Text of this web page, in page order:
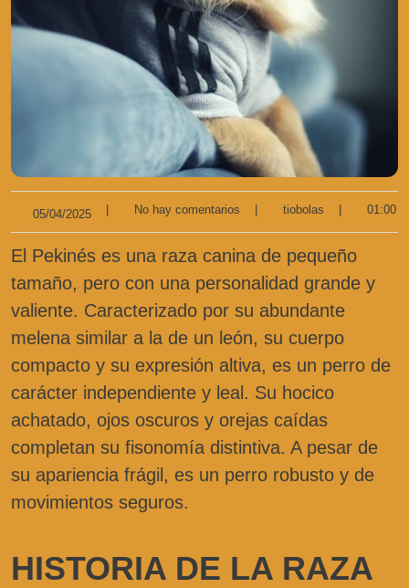
05/04/2025 No hay comentarios tiobolas 01:00
El Pekinés es una raza canina de pequeño
tamaño, pero con una personalidad grande y
valiente. Caracterizado por su abundante
melena similar a la de un león, su cuerpo
compacto y su expresión altiva, es un perro de
carácter independiente y leal. Su hocico
achatado, ojos oscuros y orejas caídas
completan su fisonomía distintiva. A pesar de
su apariencia frágil, es un perro robusto y de
movimientos seguros.
HISTORIA DE LA RAZA